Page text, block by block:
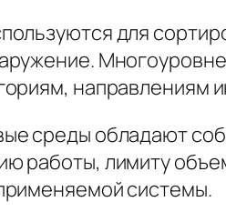
для
направлениям
среды обладают
работы, лимиту
системы.